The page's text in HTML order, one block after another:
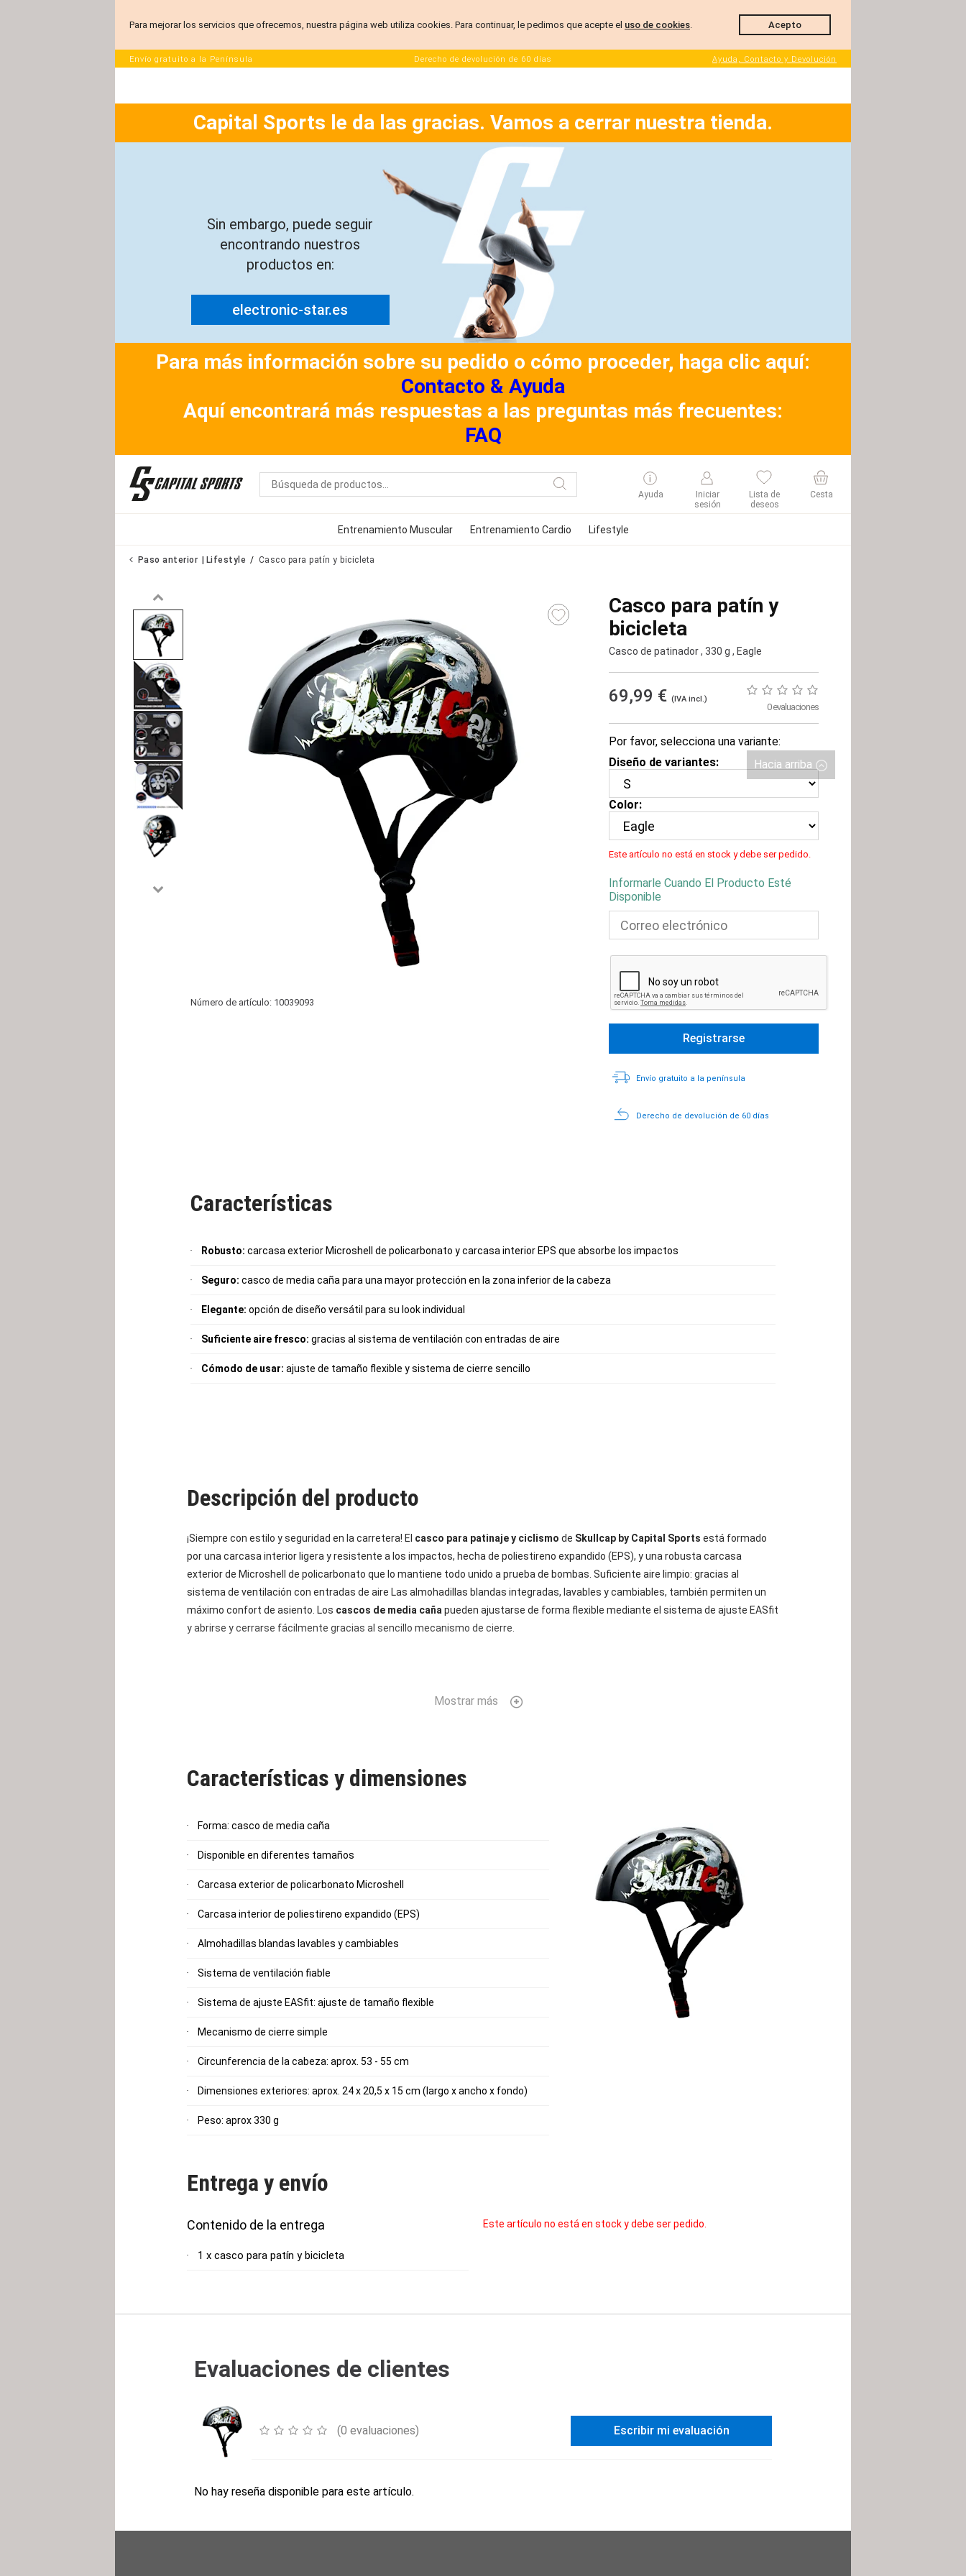
Capital Sports le da las gracias. Vamos a cerrar nuestra tienda.
Sin embargo, puede seguir
encontrando nuestros
productos en:
electronic-star.es
Para más información sobre su pedido o cómo proceder, haga clic aquí:
Contacto & Ayuda
Aquí encontrará más respuestas a las preguntas más frecuentes:
FAQ
Ayuda
Iniciar
sesión
Lista de
deseos
Cesta
Entrenamiento Muscular Entrenamiento Cardio Lifestyle
Paso anterior Lifestyle Casco para patín y bicicleta
Casco para patín y
bicicleta
Casco de patinador, 330 g , Eagle
69,99 € (IVA incl.)
0 evaluaciones
Por favor, selecciona una variante:
Diseño de variantes:
Color:
Este artículo no está en stock y debe ser pedido.
Informarle Cuando El Producto Esté
Disponible
Envío gratuito a la península
Derecho de devolución de 60 días
Número de artículo: 10039093
Características
Robusto: carcasa exterior Microshell de policarbonato y carcasa interior EPS que absorbe los impactos
Seguro: casco de media caña para una mayor protección en la zona inferior de la cabeza
Elegante: opción de diseño versátil para su look individual
Suficiente aire fresco: gracias al sistema de ventilación con entradas de aire
Cómodo de usar: ajuste de tamaño flexible y sistema de cierre sencillo
Descripción del producto
¡Siempre con estilo y seguridad en la carretera! El casco para patinaje y ciclismo de Skullcap by Capital Sports está formado
por una carcasa interior ligera y resistente a los impactos, hecha de poliestireno expandido (EPS), y una robusta carcasa
exterior de Microshell de policarbonato que lo mantiene todo unido a prueba de bombas. Suficiente aire limpio: gracias al
sistema de ventilación con entradas de aire Las almohadillas blandas integradas, lavables y cambiables, también permiten un
máximo confort de asiento. Los cascos de media caña pueden ajustarse de forma flexible mediante el sistema de ajuste EASfit
y abrirse y cerrarse fácilmente gracias al sencillo mecanismo de cierre.
Mostrar más
Características y dimensiones
Forma: casco de media caña
Disponible en diferentes tamaños
Carcasa exterior de policarbonato Microshell
Carcasa interior de poliestireno expandido (EPS)
Almohadillas blandas lavables y cambiables
Sistema de ventilación fiable
Sistema de ajuste EASfit: ajuste de tamaño flexible
Mecanismo de cierre simple
Circunferencia de la cabeza: aprox. 53 - 55 cm
Dimensiones exteriores: aprox. 24 x 20,5 x 15 cm (largo x ancho x fondo)
Peso: aprox 330 g
Entrega y envío
Contenido de la entrega
1 x casco para patín y bicicleta
Este artículo no está en stock y debe ser pedido.
Evaluaciones de clientes
(0 evaluaciones) Escribir mi evaluación
No hay reseña disponible para este artículo.
Envío gratuito a la Península Derecho de devolución de 60 días Ayuda, Contacto y Devolución
Para mejorar los servicios que ofrecemos, nuestra página web utiliza cookies. Para continuar, le pedimos que acepte el uso de cookies. Acepto
Hacia arriba